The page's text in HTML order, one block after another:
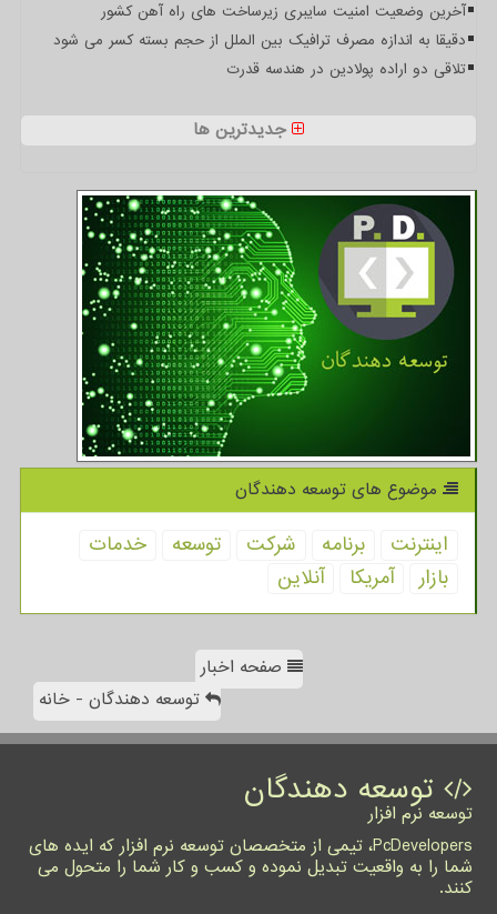
آخرین وضعیت امنیت سایبری زیرساخت های راه آهن کشور
دقیقا به اندازه مصرف ترافیک بین الملل از حجم بسته کسر می شود
تلاقی دو اراده پولادین در هندسه قدرت
جدیدترین ها
موضوع های توسعه دهندگان
اینترنت برنامه شركت توسعه
خدمات
بازار
آمریكا آنلاین
صفحه اخبار
توسعه دهندگان - خانه
توسعه دهندگان
توسعه نرم افزار
PcDevelopers، تیمی از متخصصان توسعه نرم افزار که ایده های
شما را به واقعیت تبدیل نموده و کسب و کار شما را متحول می
کنند.